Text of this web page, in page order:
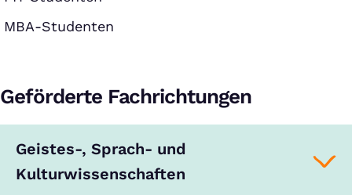
MBA-Studenten
Geförderte Fachrichtungen
Geistes-, Sprach- und
Kulturwissenschaften